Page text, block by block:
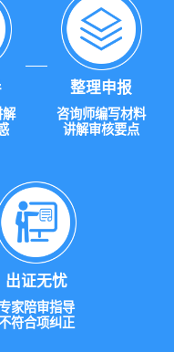
解
整理申报
咨询师编写材料
讲解审核要点
出证无忧
家陪审指导
符合项纠正